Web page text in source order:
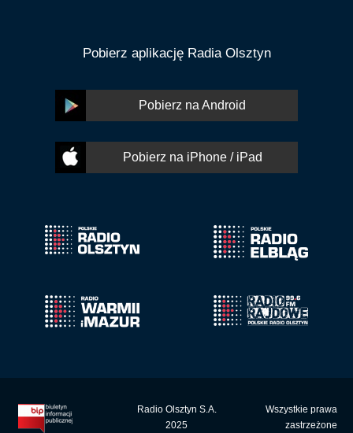
Pobierz aplikację Radia Olsztyn
Pobierz na Android
Pobierz na iPhone / iPad
Radio Olsztyn S.A.
2025
Wszystkie prawa
zastrzeżone